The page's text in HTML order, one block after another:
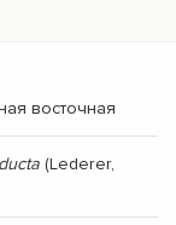
восточная
(Lederer,